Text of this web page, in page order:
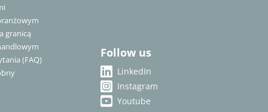
granicą
(FAQ)
Follow us
LinkedIn
Instagram
Youtube